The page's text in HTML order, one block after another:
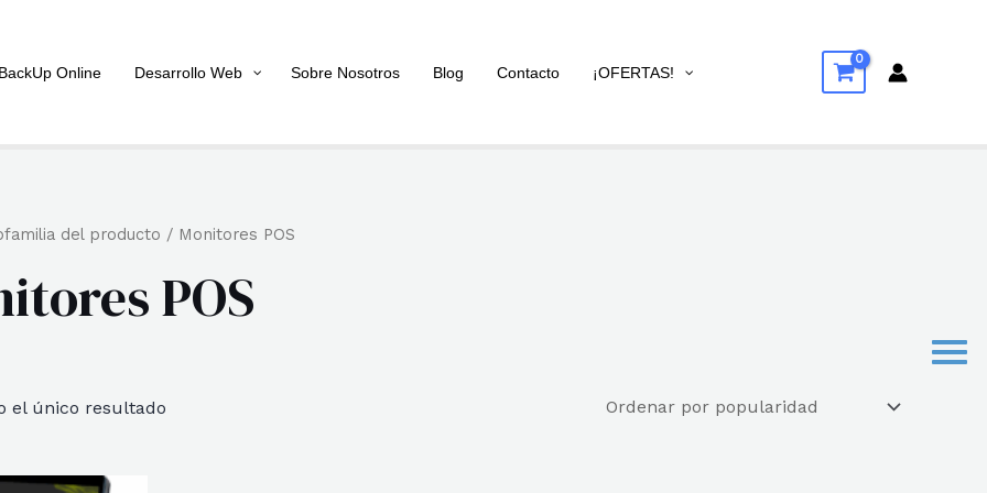
BackUp Online Desarrollo Web Sobre Nosotros Blog Contacto ¡OFERTAS!
del producto / Monitores POS
POS
el único resultado